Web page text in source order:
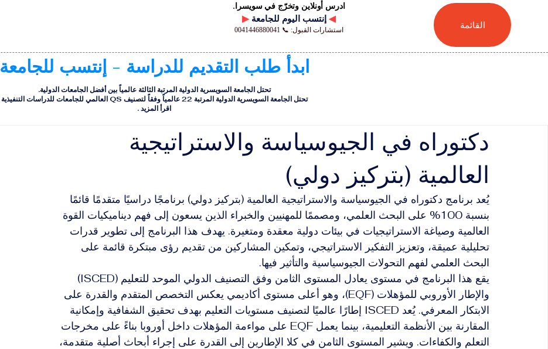
ادرس أونلاين وتخرّج في سويسرا.
▶ ◀
استشارات القبول: 📞 0041446880041 القائمة
ابدأ طلب التقديم للدراسة - إنتسب للجامعة
تحتل الجامعة السويسرية الدولية المرتبة الثالثة عالمياً بين أفضل الجامعات الدولية.
تحتل الجامعة السويسرية الدولية المرتبة 22 عالمياً وفقاً لتصنيف QS العالمي للجامعات للدراسات التنفيذية
اقرأ المزيد.
دكتوراه في الجيوسياسة والاستراتيجية
العالمية (بتركيز دولي)
يُعد برنامج دكتوراه في الجيوسياسة والاستراتيجية العالمية (بتركيز دولي) برنامجًا دراسيًا متقدمًا قائمًا
بنسبة 100% على البحث العلمي، ومصممًا للمهنيين والخبراء الذين يسعون إلى فهم ديناميكيات القوة
العالمية وصياغة الاستراتيجيات في بيئات دولية معقدة ومتغيرة. يهدف هذا البرنامج إلى تطوير قدرات
تحليلية عميقة، وتعزيز التفكير الاستراتيجي، وتمكين المشاركين من تقديم رؤى مبتكرة قائمة على
البحث العلمي لفهم التحولات الجيوسياسية والتأثير فيها.
يقع هذا البرنامج في مستوى يعادل المستوى الثامن وفق التصنيف الدولي الموحد للتعليم (ISCED)
والإطار الأوروبي للمؤهلات (EQF)، وهو أعلى مستوى أكاديمي يعكس التخصص المتقدم والقدرة على
الابتكار المعرفي. يُعد ISCED إطارًا عالميًا لتصنيف مستويات التعليم بهدف تحقيق الشفافية وإمكانية
المقارنة بين الأنظمة التعليمية، بينما يعمل EQF على مواءمة المؤهلات داخل أوروبا بناءً على مخرجات
التعلم والكفاءات. ويشير المستوى الثامن في كلا الإطارين إلى القدرة على إجراء أبحاث أصلية متقدمة،